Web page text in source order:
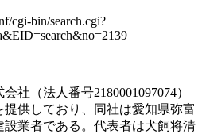
cgi-bin/search.cgi?
社（法人番号2180001097074）
供しており、同社は愛知県弥富
業者である。代表者は犬飼将清